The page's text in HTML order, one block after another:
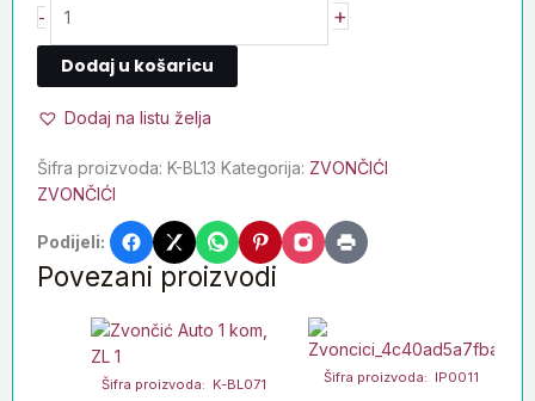
- +
Dodaj u košaricu
Dodaj na listu želja
Šifra proizvoda: K-BL13 Kategorija: ZVONČIĆI
ZVONČIĆI
Podijeli:
Povezani proizvodi
Šifra proizvoda: K-BL071 Šifra proizvoda: IP0011